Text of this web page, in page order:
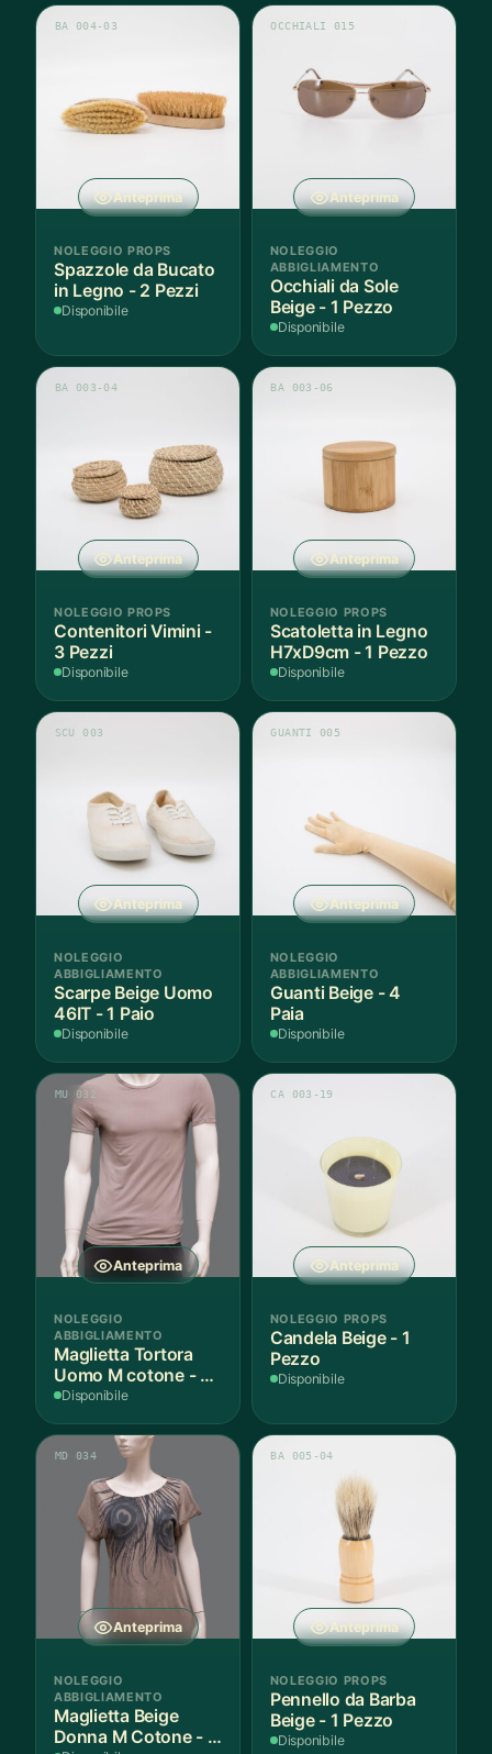
Anteprima
BA 004-03
NOLEGGIO PROPS
Spazzole da Bucato
in Legno - 2 Pezzi
Disponibile
Anteprima
OCCHIALI 015
NOLEGGIO
ABBIGLIAMENTO
Occhiali da Sole
Beige - 1 Pezzo
Disponibile
Anteprima
BA 003-04
NOLEGGIO PROPS
Contenitori Vimini -
3 Pezzi
Disponibile
Anteprima
BA 003-06
NOLEGGIO PROPS
Scatoletta in Legno
H7xD9cm - 1 Pezzo
Disponibile
Anteprima
SCU 003
NOLEGGIO
ABBIGLIAMENTO
Scarpe Beige Uomo
46IT - 1 Paio
Disponibile
Anteprima
GUANTI 005
NOLEGGIO
ABBIGLIAMENTO
Guanti Beige - 4
Paia
Disponibile
Anteprima
MU 032
NOLEGGIO
ABBIGLIAMENTO
Maglietta Tortora
Uomo M cotone - 1
Pezzo
Disponibile
Anteprima
CA 003-19
NOLEGGIO PROPS
Candela Beige - 1
Pezzo
Disponibile
Anteprima
MD 034
NOLEGGIO
ABBIGLIAMENTO
Maglietta Beige
Donna M Cotone - 1
Anteprima
BA 005-04
NOLEGGIO PROPS
Pennello da Barba
Beige - 1 Pezzo
Disponibile